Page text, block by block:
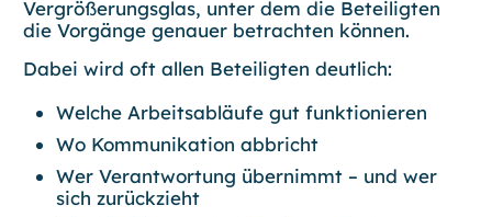
Vergrößerungsglas, unter dem die Beteiligten
die Vorgänge genauer betrachten können.
Dabei wird oft allen Beteiligten deutlich:
Welche Arbeitsabläufe gut funktionieren
Wo Kommunikation abbricht
Wer Verantwortung übernimmt – und wer
sich zurückzieht